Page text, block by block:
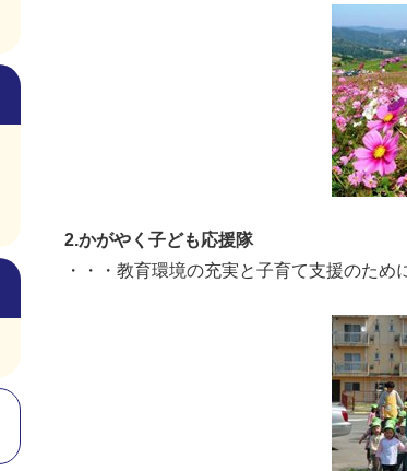
2.かがやく子ども応援隊
・・・教育環境の充実と子育て支援のため